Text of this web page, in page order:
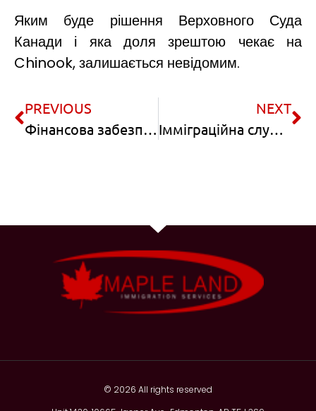
Яким буде рішення Верховного Суда
Канади і яка доля зрештою чекає на
Chinook, залишається невідомим.
PREVIOUS
Фінансова забезпеченість як запорука отримання дозволу на навчання в Канаді
NEXT
Імміграційна служба Канади посилює захист тимчасових іноземних працівників
© 2026 All rights reserved